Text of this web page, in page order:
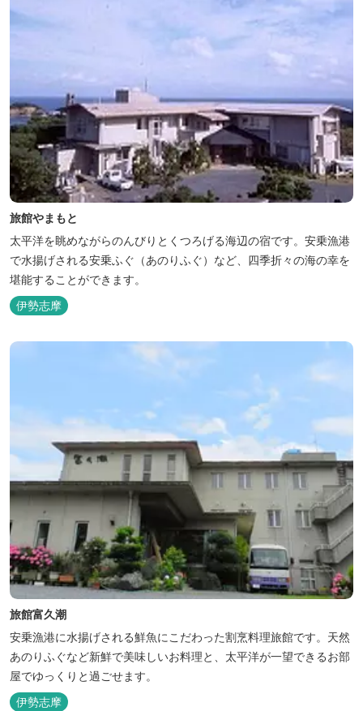
旅館やまもと
太平洋を眺めながらのんびりとくつろげる海辺の宿です。安乗漁港
で水揚げされる安乗ふぐ（あのりふぐ）など、四季折々の海の幸を
堪能することができます。
伊勢志摩
旅館富久潮
安乗漁港に水揚げされる鮮魚にこだわった割烹料理旅館です。天然
あのりふぐなど新鮮で美味しいお料理と、太平洋が一望できるお部
屋でゆっくりと過ごせます。
伊勢志摩